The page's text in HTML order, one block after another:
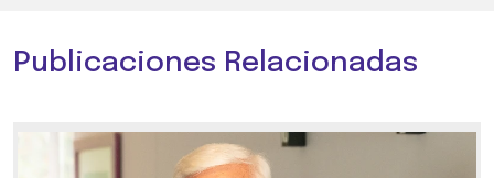
Publicaciones Relacionadas